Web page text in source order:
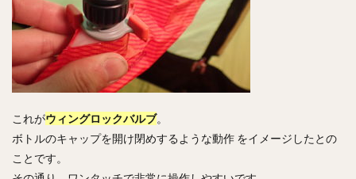
これがウィングロックバルブ。
ボトルのキャップを開け閉めするような動作 をイメージしたとの
ことです。